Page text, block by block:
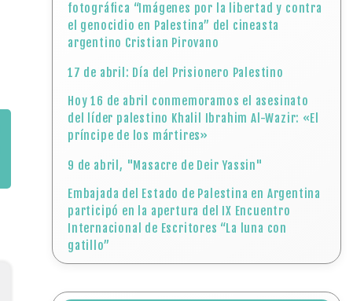
fotográfica “Imágenes por la libertad y contra
el genocidio en Palestina” del cineasta
argentino Cristian Pirovano
17 de abril: Día del Prisionero Palestino
Hoy 16 de abril conmemoramos el asesinato
del líder palestino Khalil Ibrahim Al-Wazir: «El
príncipe de los mártires»
9 de abril, "Masacre de Deir Yassin"
Embajada del Estado de Palestina en Argentina
participó en la apertura del IX Encuentro
Internacional de Escritores “La luna con
gatillo”